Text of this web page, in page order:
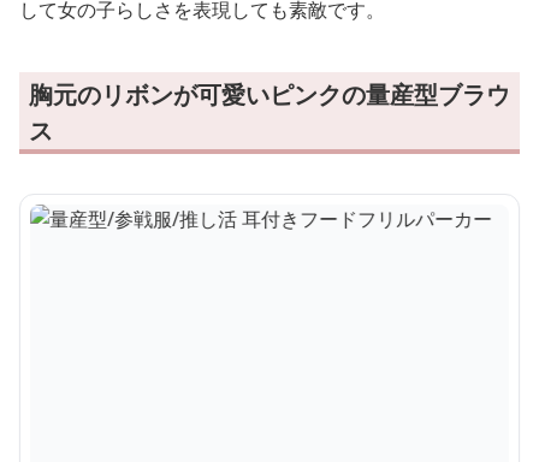
して女の子らしさを表現しても素敵です。
胸元のリボンが可愛いピンクの量産型ブラウ
ス